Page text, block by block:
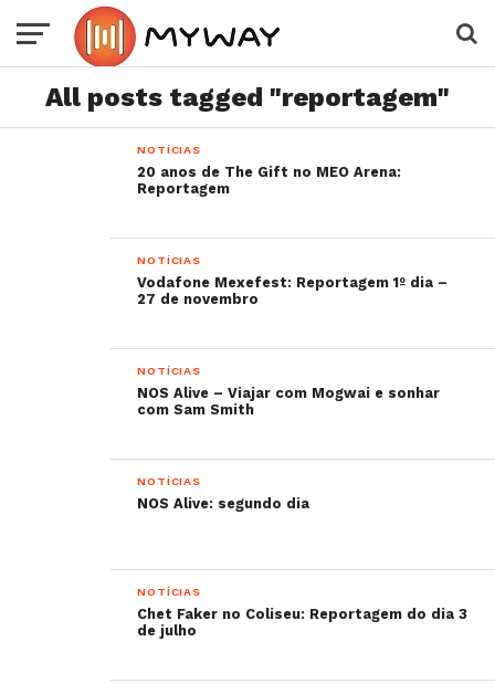
All posts tagged "reportagem"
NOTÍCIAS
20 anos de The Gift no MEO Arena:
Reportagem
NOTÍCIAS
Vodafone Mexefest: Reportagem 1º dia –
27 de novembro
NOTÍCIAS
NOS Alive – Viajar com Mogwai e sonhar
com Sam Smith
NOTÍCIAS
NOS Alive: segundo dia
NOTÍCIAS
Chet Faker no Coliseu: Reportagem do dia 3
de julho